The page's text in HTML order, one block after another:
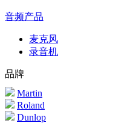
音频产品
麦克风
录音机
品牌
Martin
Roland
Dunlop